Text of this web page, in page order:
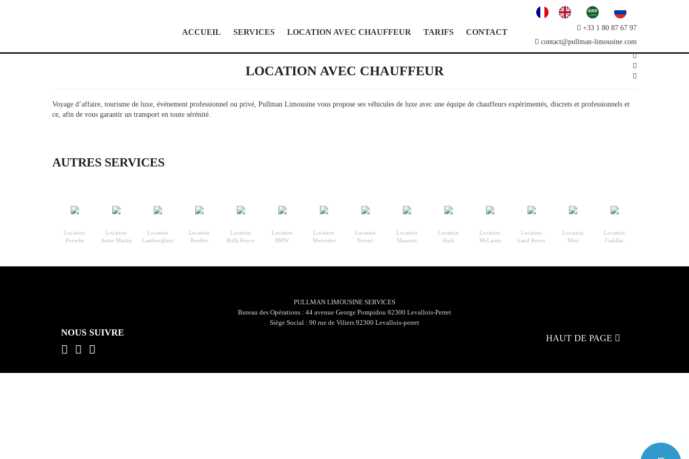
+33 1 80 87 67 97
contact@pullman-limousine.com
ACCUEIL SERVICES LOCATION AVEC CHAUFFEUR TARIFS CONTACT
LOCATION AVEC CHAUFFEUR
Voyage d’affaire, tourisme de luxe, événement professionnel ou privé, Pullman Limousine vous propose ses véhicules de luxe avec une équipe de chauffeurs expérimentés, discrets et professionnels et
ce, afin de vous garantir un transport en toute sérénité.
AUTRES SERVICES
Location
Porsche
Location
Aston Martin
Location
Lamborghini
Location
Bentley
Location
Rolls Royce
Location
BMW
Location
Mercedes
Location
Ferrari
Location
Maserati
Location
Audi
Location
McLaren
Location
Land Rover
Location
Mini
Location
Cadillac
NOUS SUIVRE
PULLMAN LIMOUSINE SERVICES
Bureau des Opérations : 44 avenue George Pompidou 92300 Levallois-Perret
Siège Social : 90 rue de Viliers 92300 Levallois-perret
HAUT DE PAGE